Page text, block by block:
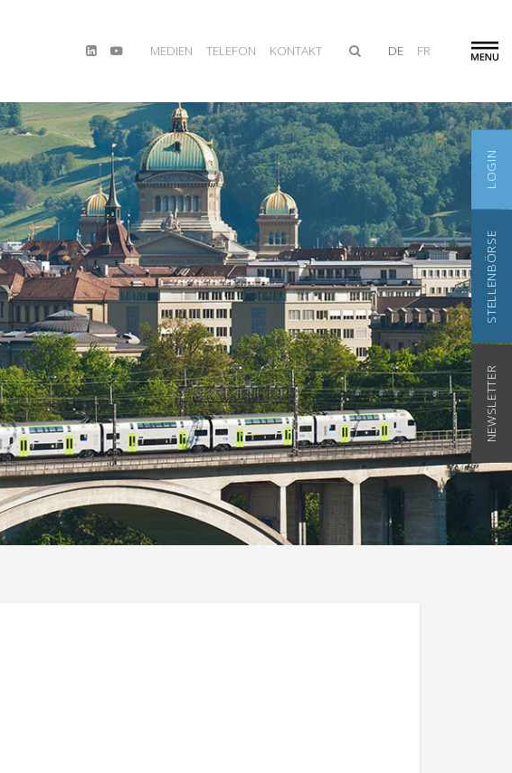
MEDIEN TELEFON KONTAKT DE FR
LOGIN
STELLENBÖRSE
NEWSLETTER